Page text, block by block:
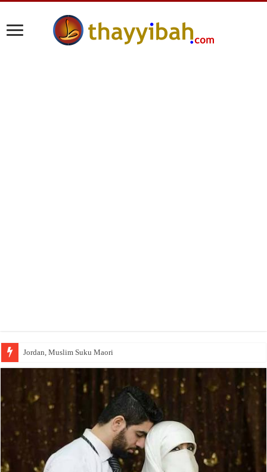
Jordan, Muslim Suku Maori